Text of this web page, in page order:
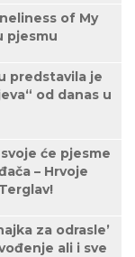
of My
pjesmu
predstavila je
od danas u
će pjesme
– Hrvoje
za odrasle’
ali i sve